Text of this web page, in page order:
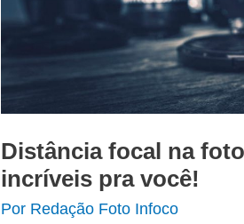
Distância focal na
incríveis pra você!
Por Redação Foto Infoco